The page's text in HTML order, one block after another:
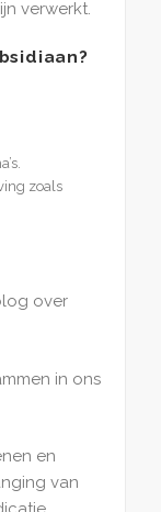
verwerkt.
zoals
over
in ons
en
van